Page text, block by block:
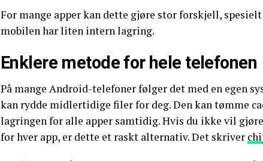
For mange apper kan dette gjøre stor forskjell,
mobilen har liten intern lagring.
Enklere metode for hele telefonen
På mange Android-telefoner følger det med en egen
kan rydde midlertidige filer for deg. Den kan tømme
lagringen for alle apper samtidig. Hvis du ikke vil
for hver app, er dette et raskt alternativ. Det skriver